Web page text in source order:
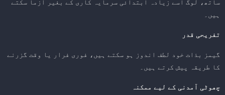
ہیں۔
تفریحی قدر
گیمز بذات خود لطف اندوز ہو سکتے ہیں، فوری فرار یا وقت گزرنے
کا طریقہ پیش کرتے ہیں۔
چھوٹی آمدنی کے لیے ممکنہ